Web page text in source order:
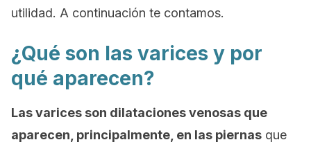
utilidad. A continuación te contamos.
¿Qué son las varices y por
qué aparecen?
Las varices son dilataciones venosas que
aparecen, principalmente, en las piernas que